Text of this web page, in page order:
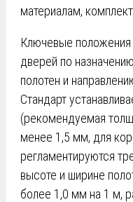
материалам,
Ключевые положения
дверей по
полотен и
Стандарт
(рекомендуемая
менее 1,5 мм, для
регламентируются
высоте и ширине
более 1,0 мм на 1 м,